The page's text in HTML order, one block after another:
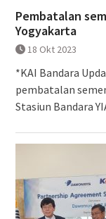
Pembatalan
Yogyakarta
18 Okt 2023
*KAI Bandara
pembatalan
Stasiun Bandara